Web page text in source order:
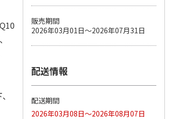
販売期間
2026年03月01日～2026年07月31日
配送情報
配送期間
2026年03月08日～2026年08月07日